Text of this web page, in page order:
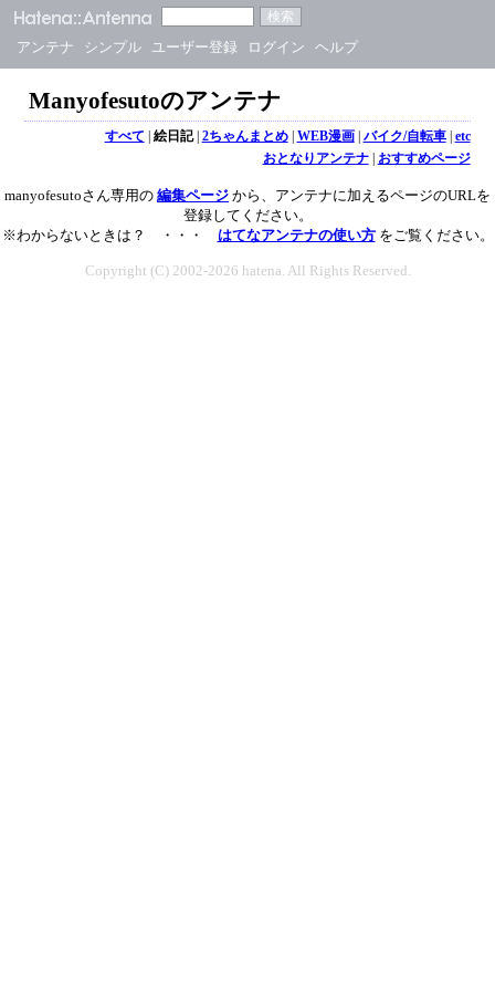
アンテナ シンプル ユーザー登録 ログイン ヘルプ
Manyofesutoのアンテナ
すべて | 絵日記| 2ちゃんまとめ| WEB漫画| バイク/自転車| etc
おとなりアンテナ| おすすめページ
manyofesutoさん専用の 編集ページ から、アンテナに加えるページのURLを
登録してください。
※わからないときは？ ・・・ はてなアンテナの使い方をご覧ください。
Copyright (C) 2002-2026 hatena. All Rights Reserved.